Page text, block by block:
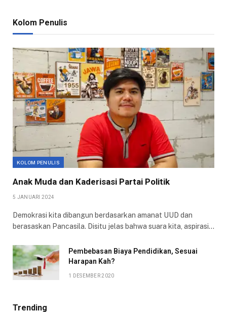
Kolom Penulis
KOLOM PENULIS
Anak Muda dan Kaderisasi Partai Politik
5 JANUARI 2024
Demokrasi kita dibangun berdasarkan amanat UUD dan
berasaskan Pancasila. Disitu jelas bahwa suara kita, aspirasi…
Pembebasan Biaya Pendidikan, Sesuai
Harapan Kah?
1 DESEMBER 2020
Trending